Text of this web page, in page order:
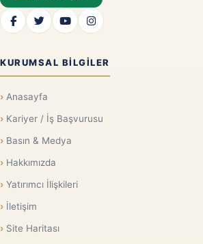
KURUMSAL BILGILER
Anasayfa
Kariyer / İş Başvurusu
Basın & Medya
Hakkımızda
Yatırımcı İlişkileri
İletişim
Site Haritası